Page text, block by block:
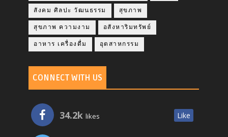
สังคม ศิลปะ วัฒนธรรม สุขภาพ
สุขภาพ ความงาม อสังหาริมทรัพย์
อาหาร เครื่องดื่ม อุตสาหกรรม
CONNECT WITH US
34.2k likes Like